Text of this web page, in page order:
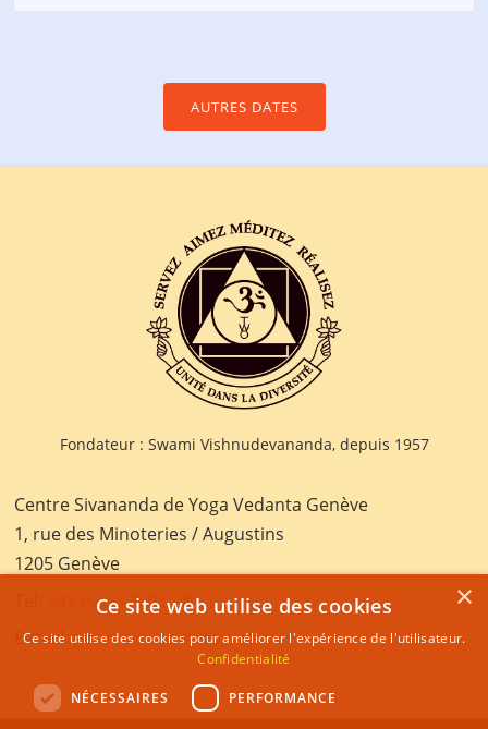
AUTRES DATES
Fondateur : Swami Vishnudevananda, depuis 1957
Centre Sivananda de Yoga Vedanta Genève
1, rue des Minoteries / Augustins
1205 Genève
+41 022 328 03 28
E-mail:geneva@sivananda.net
×
Ce site web utilise des cookies
Ce site utilise des cookies pour améliorer l'expérience de l'utilisateur.
Confidentialité
NÉCESSAIRES PERFORMANCE